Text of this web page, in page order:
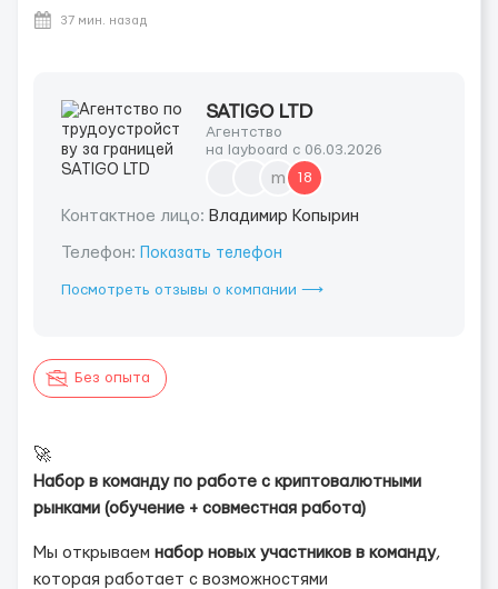
37 мин. назад
SATIGO LTD
Агентство
на layboard с 06.03.2026
m 18
Контактное лицо: Владимир Копырин
Телефон: Показать телефон
Посмотреть отзывы о компании ⟶
Без опыта
🚀
Набор в команду по работе с криптовалютными
рынками (обучение + совместная работа)
Мы открываем набор новых участников в команду,
которая работает с возможностями